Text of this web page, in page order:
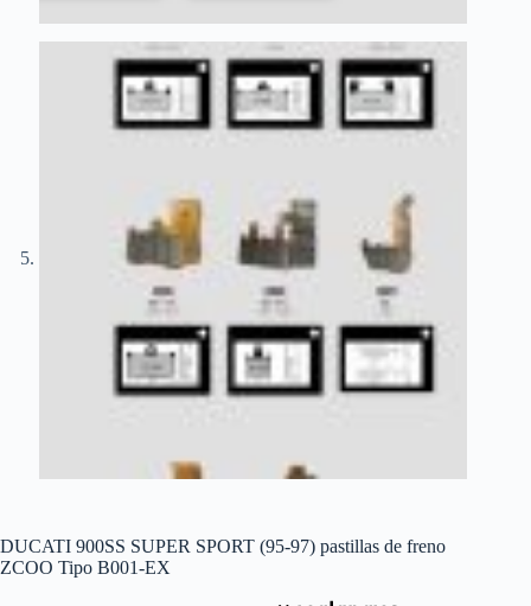
DUCATI 900SS SUPER SPORT (95-97) pastillas de freno
ZCOO Tipo B001-EX